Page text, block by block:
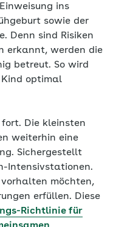
ins
sowie der
Denn sind Risiken
erkannt, werden die
betreut. So wird
optimal
Die kleinsten
weiterhin eine
Sichergestellt
Intensivstationen.
möchten,
erfüllen. Diese
Richtlinie für